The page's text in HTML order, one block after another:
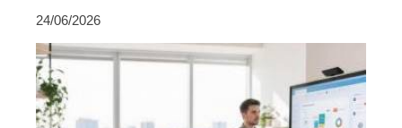
24/06/2026